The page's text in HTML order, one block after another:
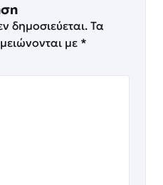
δημοσιεύεται. Τα
με *